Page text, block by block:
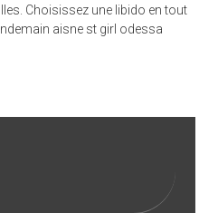
Choisissez une libido en tout
aisne st girl odessa